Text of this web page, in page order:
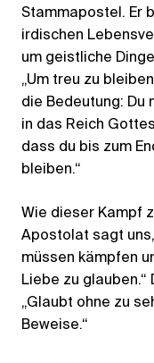
Stammapostel. Er
irdischen
um geistliche
„Um treu zu
die Bedeutung: Du
in das Reich
dass du bis zum
bleiben.“
Wie dieser Kampf
Apostolat sagt
müssen kämpfen
Liebe zu
„Glaubt ohne zu
Beweise.“